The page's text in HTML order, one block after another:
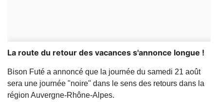
La route du retour des vacances s'annonce longue !
Bison Futé a annoncé que la journée du samedi 21 août
sera une journée "noire" dans le sens des retours dans la
région Auvergne-Rhône-Alpes.